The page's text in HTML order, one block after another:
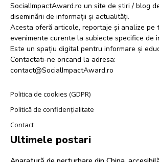
SocialImpactAward.ro un site de știri / blog
diseminării de informații și actualități.
Acesta oferă articole, reportaje și analize pe
evenimente curente la subiecte specifice de
Este un spațiu digital pentru informare și
Contactati-ne oricand la adresa:
contact@SocialImpactAward.ro
Politica de cookies (GDPR)
Politică de confidențialitate
Contact
Ultimele postari